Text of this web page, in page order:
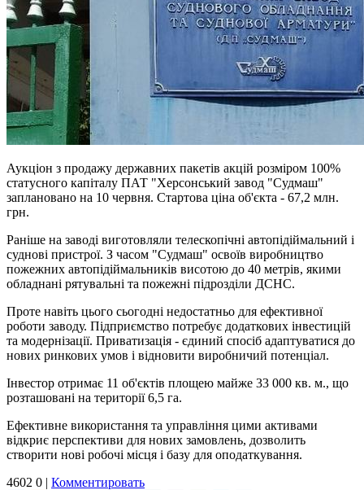
Аукціон з продажу державних пакетів акцій розміром 100%
статусного капіталу ПАТ "Херсонський завод "Судмаш"
заплановано на 10 червня. Стартова ціна об'єкта - 67,2 млн.
грн.
Раніше на заводі виготовляли телескопічні автопідіймальний і
суднові пристрої. З часом "Судмаш" освоїв виробництво
пожежних автопідіймальників висотою до 40 метрів, якими
обладнані рятувальні та пожежні підрозділи ДСНС.
Проте навіть цього сьогодні недостатньо для ефективної
роботи заводу. Підприємство потребує додаткових інвестицій
та модернізації. Приватизація - єдиний спосіб адаптуватися до
нових ринкових умов і відновити виробничий потенціал.
Інвестор отримає 11 об'єктів площею майже 33 000 кв. м., що
розташовані на території 6,5 га.
Ефективне використання та управління цими активами
відкриє перспективи для нових замовлень, дозволить
створити нові робочі місця і базу для оподаткування.
4602 0 | Комментировать